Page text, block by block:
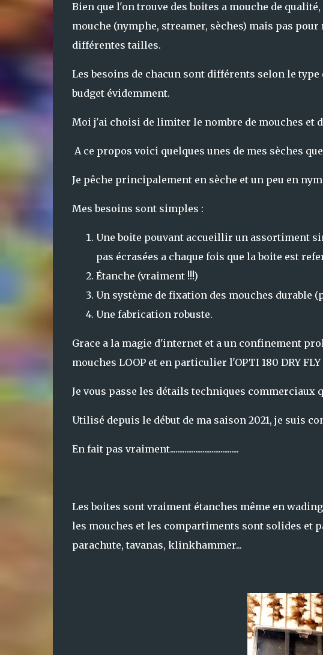
Bien que l'on trouve des boites a mouche de
mouche (nymphe, streamer, sèches) mais pas
différentes tailles.
Les besoins de chacun sont différents selon le
budget évidemment.
Moi j'ai choisi de limiter le nombre de mouches et
A ce propos voici quelques unes de mes sèches
Je pêche principalement en sèche et un peu en
Mes besoins sont simples :
Une boite pouvant accueillir un assortiment
pas écrasées a chaque fois que la boite est
Étanche (vraiment !!!)
Un système de fixation des mouches durable
Une fabrication robuste.
Grace a la magie d'internet et a un confinement
mouches LOOP et en particulier l'OPTI 180 DRY FLY
Je vous passe les détails techniques commerciaux
Utilisé depuis le début de ma saison 2021, je suis
En fait pas vraiment......................................
Les boites sont vraiment étanches même en
les mouches et les compartiments sont solides et
parachute, tavanas, klinkhammer...